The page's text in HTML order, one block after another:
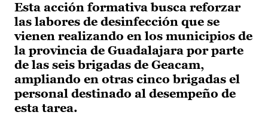
Esta acción formativa busca reforzar
las labores de desinfección que se
vienen realizando en los municipios de
la provincia de Guadalajara por parte
de las seis brigadas de Geacam,
ampliando en otras cinco brigadas el
personal destinado al desempeño de
esta tarea.